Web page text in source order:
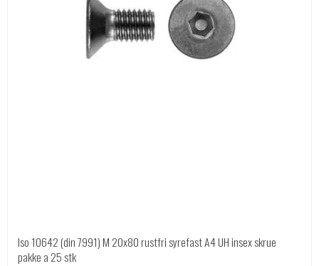
Iso 10642 (din 7991) M 20x80 rustfri syrefast A4 UH insex skrue
pakke a 25 stk